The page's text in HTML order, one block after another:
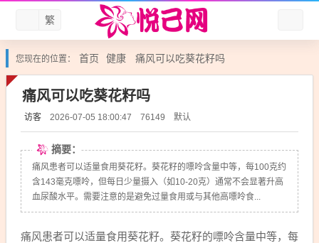
繁
您现在的位置： 首页 健康 痛风可以吃葵花籽吗
痛风可以吃葵花籽吗
访客 2026-07-05 18:00:47 76149 默认
摘要：
痛风患者可以适量食用葵花籽。葵花籽的嘌呤含量中等，每100克约
含143毫克嘌呤，但每日少量摄入（如10-20克）通常不会显著升高
血尿酸水平。需要注意的是避免过量食用或与其他高嘌呤食...
痛风患者可以适量食用葵花籽。葵花籽的嘌呤含量中等，每